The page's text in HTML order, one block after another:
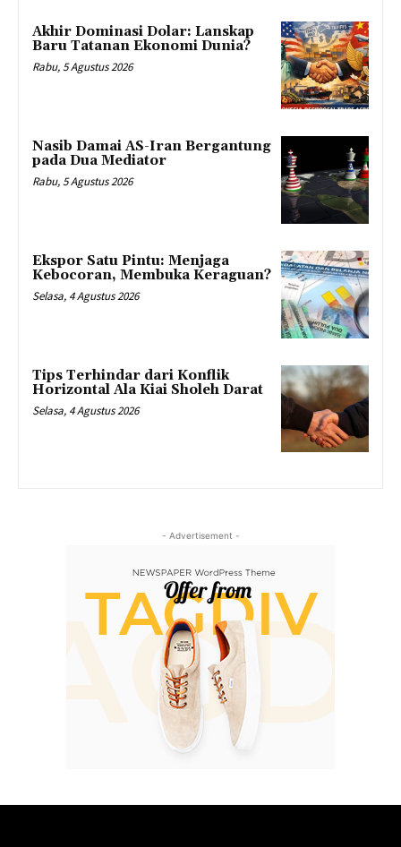
Akhir Dominasi Dolar: Lanskap
Baru Tatanan Ekonomi Dunia?
Rabu, 5 Agustus 2026
Nasib Damai AS-Iran Bergantung
pada Dua Mediator
Rabu, 5 Agustus 2026
Ekspor Satu Pintu: Menjaga
Kebocoran, Membuka Keraguan?
Selasa, 4 Agustus 2026
Tips Terhindar dari Konflik
Horizontal Ala Kiai Sholeh Darat
Selasa, 4 Agustus 2026
- Advertisement -